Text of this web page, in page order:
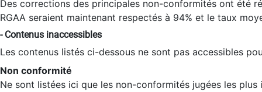
Des corrections des principales non-conformités ont été
RGAA seraient maintenant respectés à 94% et le taux
- Contenus inaccessibles
Les contenus listés ci-dessous ne sont pas accessibles
Non conformité
Ne sont listées ici que les non-conformités jugées les